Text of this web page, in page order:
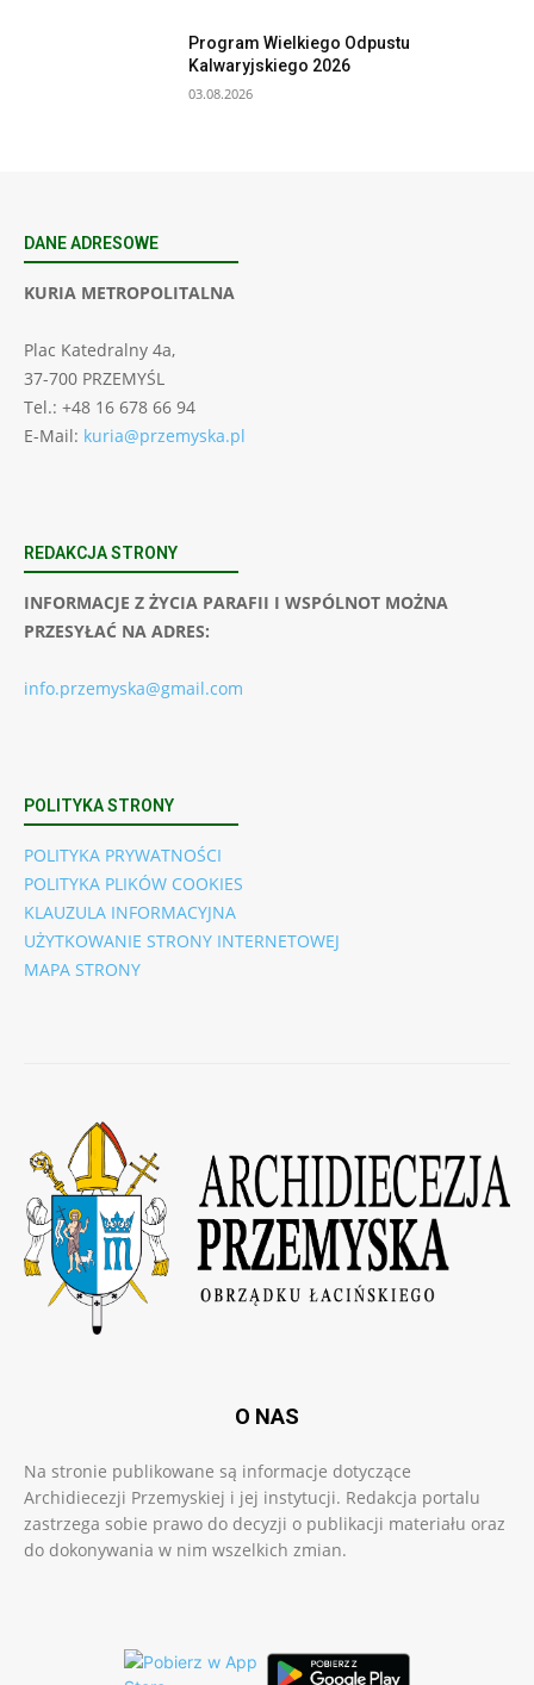
Program Wielkiego Odpustu
Kalwaryjskiego 2026
03.08.2026
DANE ADRESOWE
KURIA METROPOLITALNA
Plac Katedralny 4a,
37-700 PRZEMYŚL
Tel.: +48 16 678 66 94
E-Mail: kuria@przemyska.pl
REDAKCJA STRONY
INFORMACJE Z ŻYCIA PARAFII I WSPÓLNOT MOŻNA
PRZESYŁAĆ NA ADRES:
info.przemyska@gmail.com
POLITYKA STRONY
POLITYKA PRYWATNOŚCI
POLITYKA PLIKÓW COOKIES
KLAUZULA INFORMACYJNA
UŻYTKOWANIE STRONY INTERNETOWEJ
MAPA STRONY
O NAS
Na stronie publikowane są informacje dotyczące
Archidiecezji Przemyskiej i jej instytucji. Redakcja portalu
zastrzega sobie prawo do decyzji o publikacji materiału oraz
do dokonywania w nim wszelkich zmian.